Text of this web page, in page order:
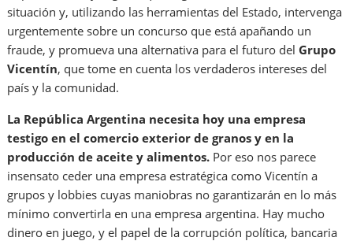
situación y, utilizando las herramientas del Estado, intervenga
urgentemente sobre un concurso que está apañando un
fraude, y promueva una alternativa para el futuro del Grupo
Vicentín, que tome en cuenta los verdaderos intereses del
país y la comunidad.
La República Argentina necesita hoy una empresa
testigo en el comercio exterior de granos y en la
producción de aceite y alimentos. Por eso nos parece
insensato ceder una empresa estratégica como Vicentín a
grupos y lobbies cuyas maniobras no garantizarán en lo más
mínimo convertirla en una empresa argentina. Hay mucho
dinero en juego, y el papel de la corrupción política, bancaria